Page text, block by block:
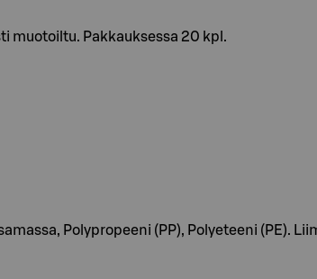
muotoiltu. Pakkauksessa 20 kpl.
Polypropeeni (PP), Polyeteeni (PE).